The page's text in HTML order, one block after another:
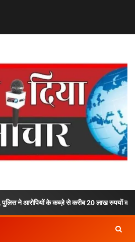
कब्ज़े से करीब 20 लाख रुपयों की अवैध स्मैक की